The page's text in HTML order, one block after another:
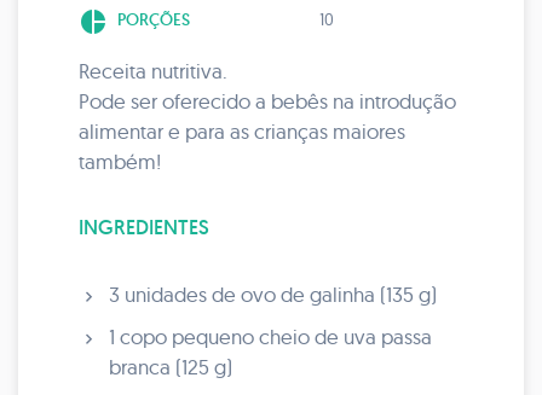
pie_chart PORÇÕES 10
Receita nutritiva.
Pode ser oferecido a bebês na introdução
alimentar e para as crianças maiores
também!
INGREDIENTES
3 unidades de ovo de galinha (135 g)
1 copo pequeno cheio de uva passa
branca (125 g)